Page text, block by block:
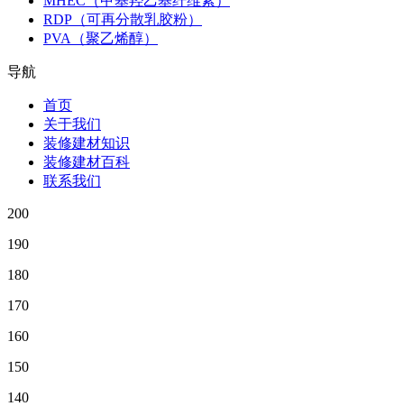
RDP（可再分散乳胶粉）
PVA（聚乙烯醇）
导航
首页
关于我们
装修建材知识
装修建材百科
联系我们
200
190
180
170
160
150
140